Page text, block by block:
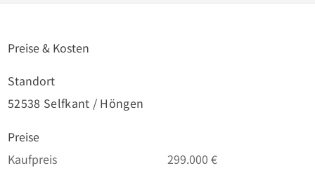
Preise & Kosten
Standort
52538 Selfkant / Höngen
Preise
Kaufpreis
299.000 €